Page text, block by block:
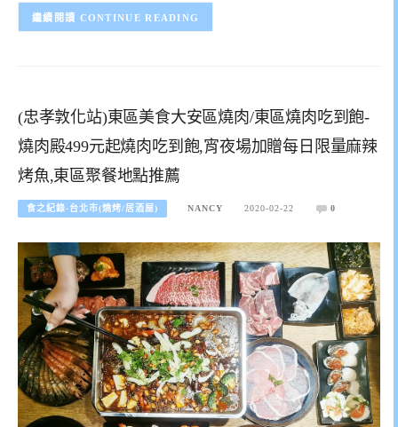
CONTINUE READING
(忠孝敦化站)東區美食大安區燒肉/東區燒肉吃到飽-
燒肉殿499元起燒肉吃到飽,宵夜場加贈每日限量麻辣
烤魚,東區聚餐地點推薦
食之紀錄-台北市(燒烤/居酒屋) NANCY 2020-02-22 0